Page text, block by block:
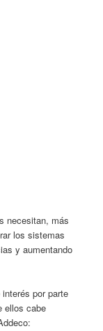
necesitan, más
los sistemas
y aumentando
por parte
ellos cabe